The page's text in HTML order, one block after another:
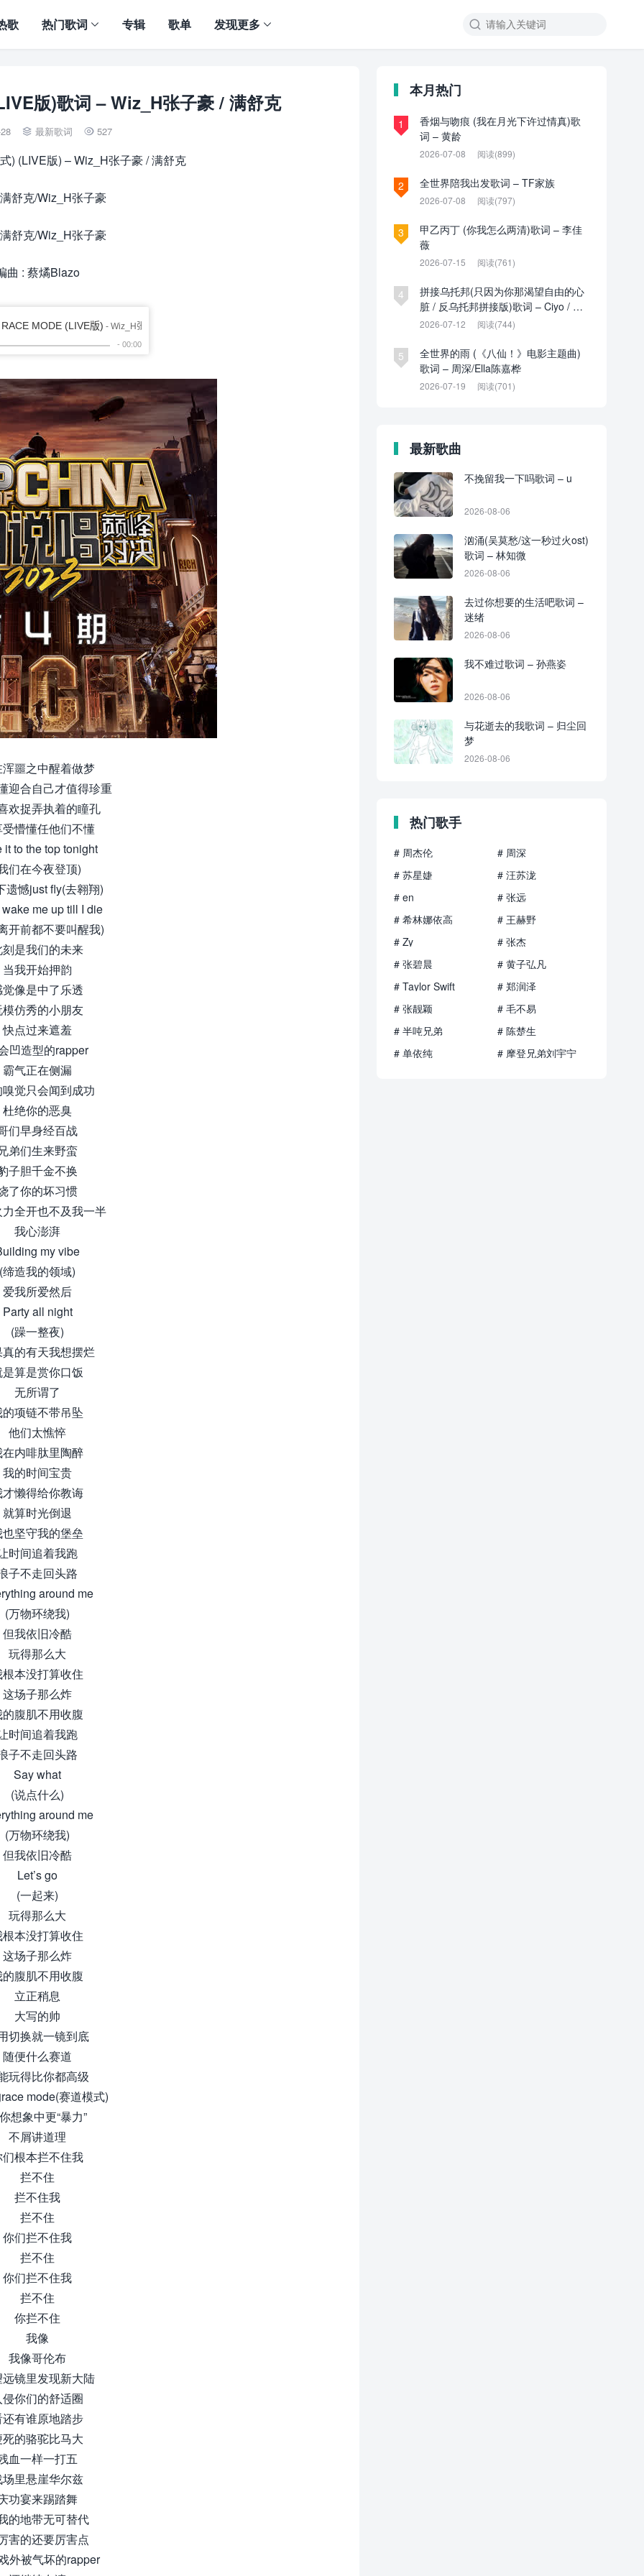

歌 热门歌词 专辑 歌单 发现更多
版)歌词 – Wiz_H张子豪 / 满舒克
 最新歌词  527
) (LIVE版) – Wiz_H张子豪 / 满舒克
舒克/Wiz_H张子豪
舒克/Wiz_H张子豪
曲 : 蔡燏Blazo
噩之中醒着做梦
迎合自己才值得珍重
欢捉弄执着的瞳孔
懵懂任他们不懂
it to the top tonight
们在今夜登顶)
遗憾just fly(去翱翔)
wake me up till I die
开前都不要叫醒我)
是我们的未来
当我开始押韵
像是中了乐透
仿秀的小朋友
快点过来遮羞
凹造型的rapper
霸气正在侧漏
觉只会闻到成功
杜绝你的恶臭
们早身经百战
弟们生来野蛮
子胆千金不换
了你的坏习惯
全开也不及我一半
我心澎湃
my vibe
(缔造我的领域)
爱我所爱然后
Party all night
(躁一整夜)
的有天我想摆烂
算是赏你口饭
无所谓了
项链不带吊坠
他们太憔悴
内啡肽里陶醉
我的时间宝贵
懒得给你教诲
就算时光倒退
坚守我的堡垒
时间追着我跑
子不走回头路
around me
(万物环绕我)
但我依旧冷酷
玩得那么大
本没打算收住
这场子那么炸
腹肌不用收腹
时间追着我跑
子不走回头路
Say what
(说点什么)
around me
(万物环绕我)
但我依旧冷酷
Let’s go
(一起来)
玩得那么大
本没打算收住
这场子那么炸
腹肌不用收腹
立正稍息
大写的帅
切换就一镜到底
随便什么赛道
玩得比你都高级
mode(赛道模式)
想象中更“暴力”
不屑讲道理
根本拦不住我
拦不住
拦不住我
拦不住
你们拦不住我
拦不住
你们拦不住我
拦不住
你拦不住
我像
我像哥伦布
镜里发现新大陆
你们的舒适圈
有谁原地踏步
的骆驼比马大
血一样一打五
里悬崖华尔兹
功宴来踢踏舞
的地带无可替代
害的还要厉害点
外被气坏的rapper
本月热门
1
香烟与吻痕 (我在月光下许过情真)歌
词 – 黄龄
2026-07-08 阅读(899)
2 全世界陪我出发歌词 – TF家族
2026-07-08 阅读(797)
3
甲乙丙丁 (你我怎么两清)歌词 – 李佳
薇
2026-07-15 阅读(761)
4
拼接乌托邦(只因为你那渴望自由的心
脏 / 反乌托邦拼接版)歌词 – Ciyo / 见
过夏天P / 乌托邦P
2026-07-12 阅读(744)
5
全世界的雨 (《八仙！》电影主题曲)
歌词 – 周深/Ella陈嘉桦
2026-07-19 阅读(701)
最新歌曲
不挽留我一下吗歌词 – u
2026-08-06
汹涌(吴莫愁/这一秒过火ost)
歌词 – 林知微
2026-08-06
去过你想要的生活吧歌词 –
迷绪
2026-08-06
我不难过歌词 – 孙燕姿
2026-08-06
与花逝去的我歌词 – 归尘回
梦
2026-08-06
热门歌手
# 周杰伦
# 周深
# 苏星婕
# 汪苏泷
# en
# 张远
# 希林娜依高
# 王赫野
# Zy
# 张杰
# 张碧晨
# 黄子弘凡
# Taylor Swift
# 郑润泽
# 张靓颖
# 毛不易
# 半吨兄弟
# 陈楚生
# 单依纯
# 摩登兄弟刘宇宁